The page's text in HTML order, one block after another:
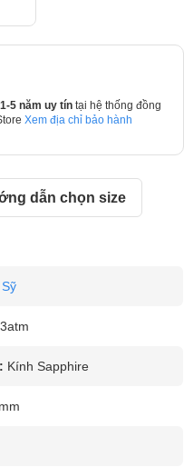
1-5 năm uy tín tại hệ thống đồng
Xem địa chỉ bảo hành
dẫn chọn size
3atm
Kính Sapphire